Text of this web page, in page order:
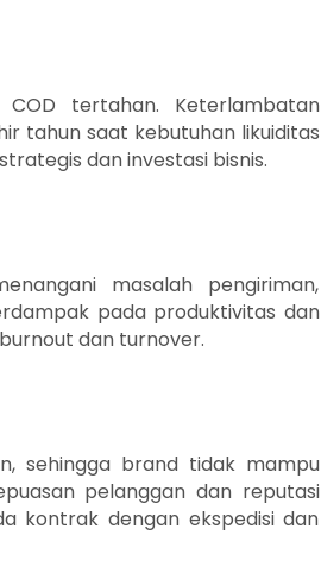
tertahan. Keterlambatan
tahun saat kebutuhan likuiditas
dan investasi bisnis.
masalah pengiriman,
pada produktivitas dan
dan turnover.
sehingga brand tidak mampu
pelanggan dan reputasi
kontrak dengan ekspedisi dan